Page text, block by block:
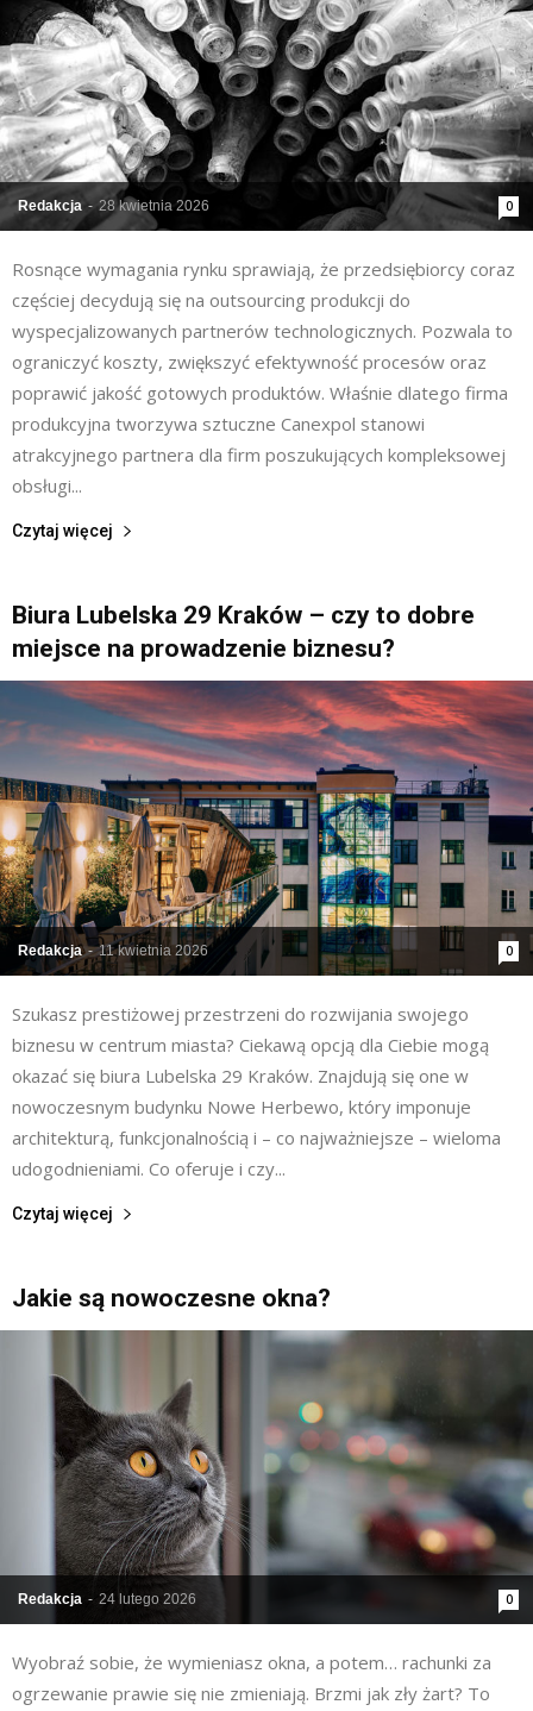
Redakcja - 28 kwietnia 2026 0
Rosnące wymagania rynku sprawiają, że przedsiębiorcy coraz
częściej decydują się na outsourcing produkcji do
wyspecjalizowanych partnerów technologicznych. Pozwala to
ograniczyć koszty, zwiększyć efektywność procesów oraz
poprawić jakość gotowych produktów. Właśnie dlatego firma
produkcyjna tworzywa sztuczne Canexpol stanowi
atrakcyjnego partnera dla firm poszukujących kompleksowej
obsługi...
Czytaj więcej
Biura Lubelska 29 Kraków – czy to dobre
miejsce na prowadzenie biznesu?
Redakcja - 11 kwietnia 2026 0
Szukasz prestiżowej przestrzeni do rozwijania swojego
biznesu w centrum miasta? Ciekawą opcją dla Ciebie mogą
okazać się biura Lubelska 29 Kraków. Znajdują się one w
nowoczesnym budynku Nowe Herbewo, który imponuje
architekturą, funkcjonalnością i – co najważniejsze – wieloma
udogodnieniami. Co oferuje i czy...
Czytaj więcej
Jakie są nowoczesne okna?
Redakcja - 24 lutego 2026 0
Wyobraź sobie, że wymieniasz okna, a potem… rachunki za
ogrzewanie prawie się nie zmieniają. Brzmi jak zły żart? To